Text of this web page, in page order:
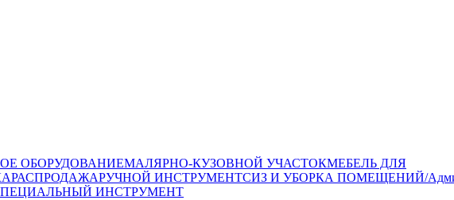
ОБОРУДОВАНИЕМАЛЯРНО-КУЗОВНОЙ УЧАСТОКМЕБЕЛЬ ДЛЯ
РАСПРОДАЖАРУЧНОЙ ИНСТРУМЕНТСИЗ И УБОРКА ПОМЕЩЕНИЙ/
ИНСТРУМЕНТ